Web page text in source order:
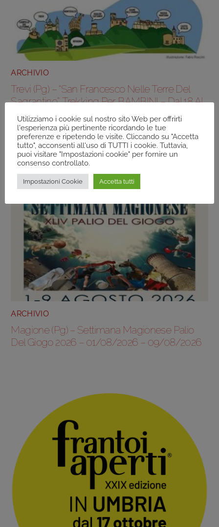
ARCHIVIO
Trevi (Pg) – “San Francesco Nelle Terre Del
Sagrantino”, Trekking Per BAMBINI – Dal 18 Al
19 Luglio
ARCHIVIO
Magione (Pg) – Settimana Magionese Palio
Del Giogo 2026 – 01/08/2026 – 09/08/2026
Utilizziamo i cookie sul nostro sito Web per offrirti
l'esperienza più pertinente ricordando le tue
preferenze e ripetendo le visite. Cliccando su "Accetta
tutto", acconsenti all'uso di TUTTI i cookie. Tuttavia,
puoi visitare "Impostazioni cookie" per fornire un
consenso controllato.
Impostazioni Cookie Accetta tutti